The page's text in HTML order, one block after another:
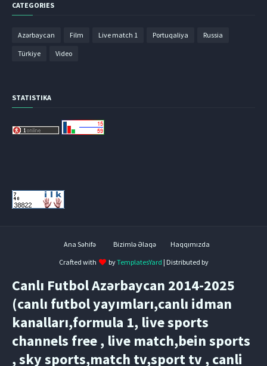
CATEGORIES
Azərbaycan Film Live match 1 Portuqaliya Russia
Türkiye Video
STATISTIKA
Ana Səhifə Bizimlə Əlaqə
Haqqımızda
Crafted with
byTemplatesYard | Distributed by
Canlı Futbol Azərbaycan 2014-2025
(canlı futbol yayımları,canlı idman
kanalları,formula 1, live sports
channels free , live match,bein sports
, sky sports,match tv,sport tv , canli